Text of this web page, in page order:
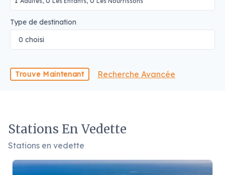
Type de destination
0 choisi
Trouve Maintenant Recherche Avancée
Stations En Vedette
Stations en vedette